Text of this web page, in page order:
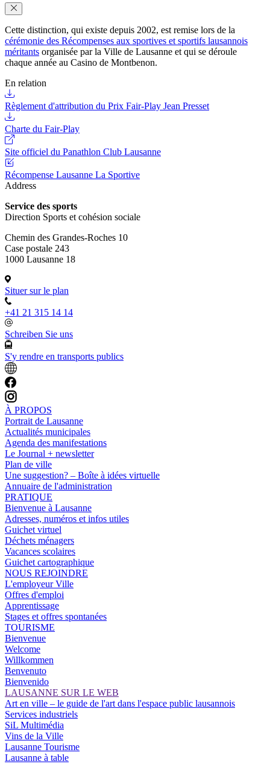
Cette distinction, qui existe depuis 2002, est remise lors de la
cérémonie des Récompenses aux sportives et sportifs lausannois
méritants organisée par la Ville de Lausanne et qui se déroule
chaque année au Casino de Montbenon.
En relation
Règlement d'attribution du Prix Fair-Play Jean Presset
Charte du Fair-Play
Site officiel du Panathlon Club Lausanne
Récompense Lausanne La Sportive
Address
Service des sports
Direction Sports et cohésion sociale
Chemin des Grandes-Roches 10
Case postale 243
1000 Lausanne 18
Situer sur le plan
+41 21 315 14 14
Schreiben Sie uns
S'y rendre en transports publics
À PROPOS
Portrait de Lausanne
Actualités municipales
Agenda des manifestations
Le Journal + newsletter
Plan de ville
Une suggestion? – Boîte à idées virtuelle
Annuaire de l'administration
PRATIQUE
Bienvenue à Lausanne
Adresses, numéros et infos utiles
Guichet virtuel
Déchets ménagers
Vacances scolaires
Guichet cartographique
NOUS REJOINDRE
L'employeur Ville
Offres d'emploi
Apprentissage
Stages et offres spontanées
TOURISME
Bienvenue
Welcome
Willkommen
Benvenuto
Bienvenido
LAUSANNE SUR LE WEB
Art en ville – le guide de l'art dans l'espace public lausannois
Services industriels
SiL Multimédia
Vins de la Ville
Lausanne Tourisme
Lausanne à table